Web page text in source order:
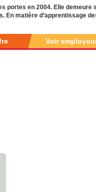
portes en 2004. Elle demeure
matière d’apprentissage
Voir